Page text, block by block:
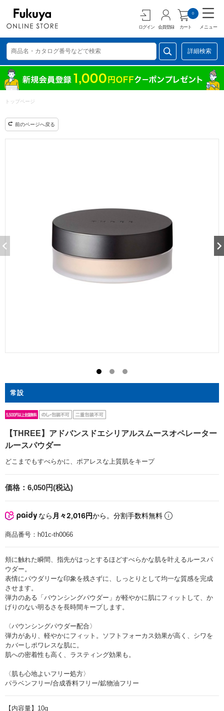
ログイン 会員登録 カート
0
メニュー
詳細検索
トップページ
前のページへ戻る
常設
【THREE】アドバンスドエシリアルスムースオペレーター
ルースパウダー
どこまでもすべらかに、ポアレスな上質肌をキープ
価格： 6,050円(税込)
なら 月々2,016円から。分割手数料無料
商品番号： h01c-th0066
頬に触れた瞬間、指先がはっとするほどすべらかな肌を叶えるルースパ
ウダー。
表情にパウダリーな印象を残さずに、しっとりとして均一な質感を完成
させます。
弾力のある「バウンシングパウダー」が軽やかに肌にフィットして、か
げりのない明るさを長時間キープします。
〈バウンシングパウダー配合〉
弾力があり、軽やかにフィット。ソフトフォーカス効果が高く、シワを
カバーしポワレスな肌に。
肌への密着性も高く、ラスティング効果も。
〈肌も心地よいフリー処方〉
パラベンフリー/合成香料フリー/鉱物油フリー
【内容量】10g